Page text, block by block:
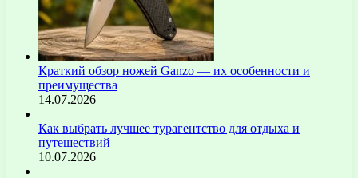
Краткий обзор ножей Ganzo — их особенности и
преимущества
14.07.2026
Как выбрать лучшее турагентство для отдыха и
путешествий
10.07.2026